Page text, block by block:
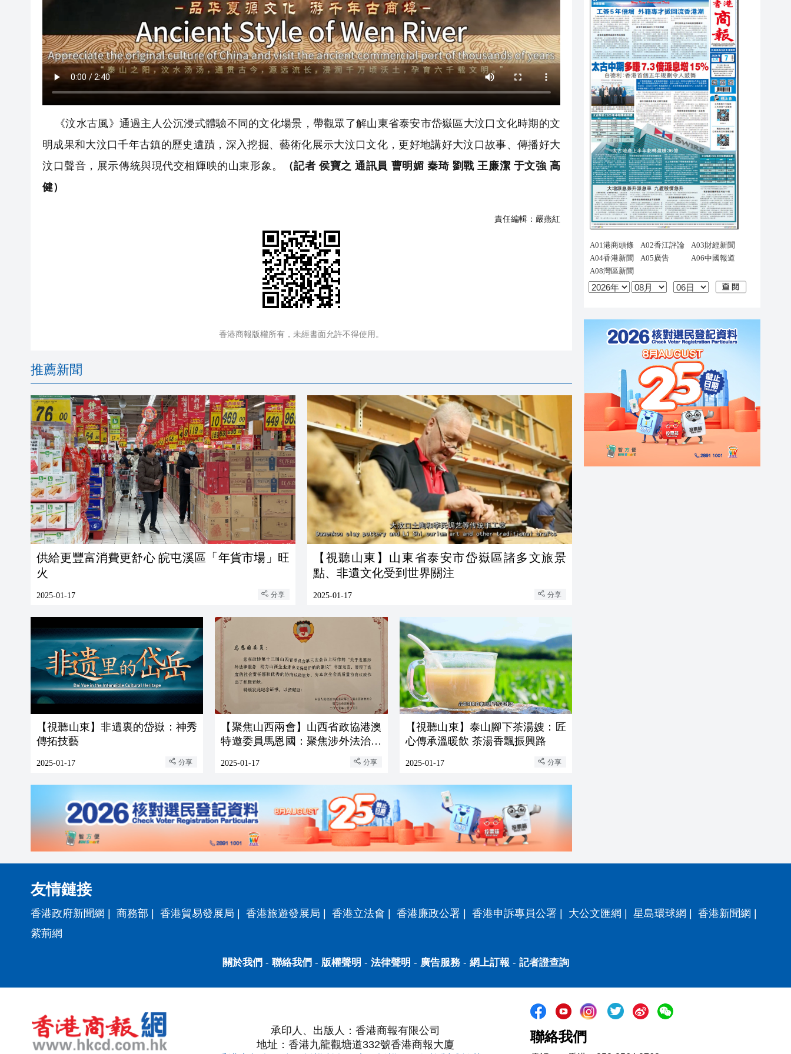
《汶水古風》通過主人公沉浸式體驗不同的文化場景，帶觀眾了解山東省泰安市岱嶽區大汶口文化時期的文
明成果和大汶口千年古鎮的歷史遺蹟，深入挖掘、藝術化展示大汶口文化，更好地講好大汶口故事、傳播好大
汶口聲音，展示傳統與現代交相輝映的山東形象。
（記者 侯寶之 通訊員 曹明媚 秦琦 劉戰 王廉潔 于文強 高
健）
責任編輯： 嚴燕紅
香港商報版權所有，未經書面允許不得使用。
推薦新聞
供給更豐富消費更舒心 皖屯溪區「年貨市場」旺
火
2025-01-17 分享
【視聽山東】山東省泰安市岱嶽區諸多文旅景
點、非遺文化受到世界關注
2025-01-17 分享
【視聽山東】非遺裏的岱嶽：神秀
傳拓技藝
2025-01-17 分享
【聚焦山西兩會】山西省政協港澳
特邀委員馬恩國：聚焦涉外法治與
香港優勢，助力山西企業走向國際
2025-01-17 分享
【視聽山東】泰山腳下茶湯嫂：匠
心傳承溫暖飲 茶湯香飄振興路
2025-01-17 分享
友情鏈接
香港政府新聞網 | 商務部 | 香港貿易發展局 | 香港旅遊發展局 | 香港立法會 | 香港廉政公署 | 香港申訴專員公署 | 大公文匯網 | 星島環球網 | 香港新聞網 |
紫荊網
關於我們 - 聯絡我們 - 版權聲明 - 法律聲明 - 廣告服務- 網上訂報 - 記者證查詢
承印人、出版人：香港商報有限公司
地址：香港九龍觀塘道332號香港商報大廈
聯絡我們